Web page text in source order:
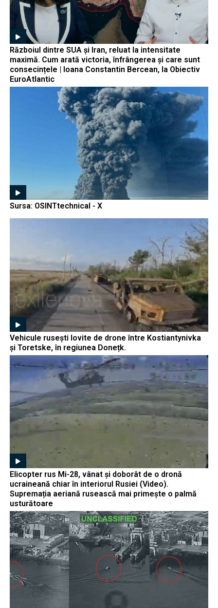
Războiul dintre SUA și Iran, reluat la intensitate
maximă. Cum arată victoria, înfrângerea și care sunt
consecințele | Ioana Constantin Bercean, la Obiectiv
EuroAtlantic
Sursa: OSINTtechnical - X
Vehicule rusești lovite de drone între Kostiantynivka
și Toretske, în regiunea Donețk.
Elicopter rus Mi-28, vânat și doborât de o dronă
ucraineană chiar în interiorul Rusiei (Video).
Supremația aeriană rusească mai primește o palmă
usturătoare